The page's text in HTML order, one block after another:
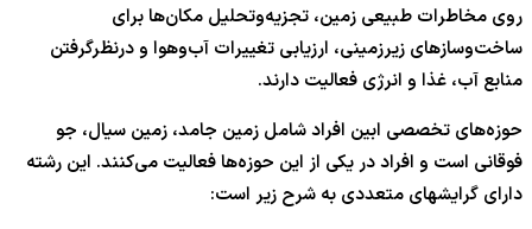
روی مخاطرات طبیعی زمین، تجزیه‌وتحلیل مکان‌ها برای
ساخت‌وسازهای زیرزمینی، ارزیابی تغییرات آب‌وهوا و درنظرگرفتن
منابع آب، غذا و انرژی فعالیت دارند.
حوزه‌های تخصصی ابین افراد شامل زمین جامد، زمین سیال، جو
فوقانی است و افراد در یکی از این حوزه‌ها فعالیت می‌کنند. این رشته
دارای گرایشهای متعددی به شرح زیر است: